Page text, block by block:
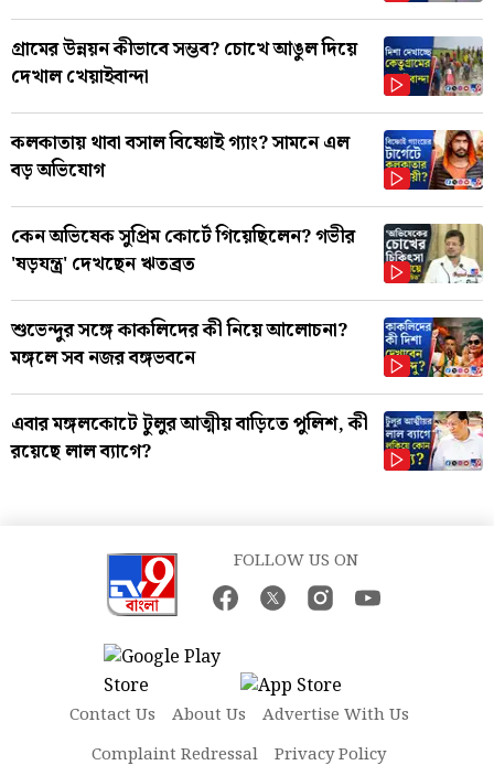
গ্রামের উন্নয়ন কীভাবে সম্ভব? চোখে আঙুল দিয়ে
দেখাল খেয়াইবান্দা
কলকাতায় থাবা বসাল বিষ্ণোই গ্যাং? সামনে এল
বড় অভিযোগ
কেন অভিষেক সুপ্রিম কোর্টে গিয়েছিলেন? গভীর
'ষড়যন্ত্র' দেখছেন ঋতব্রত
শুভেন্দুর সঙ্গে কাকলিদের কী নিয়ে আলোচনা?
মঙ্গলে সব নজর বঙ্গভবনে
এবার মঙ্গলকোটে টুলুর আত্মীয় বাড়িতে পুলিশ, কী
রয়েছে লাল ব্যাগে?
FOLLOW US ON
Contact Us About Us
Advertise With Us
Complaint Redressal
Privacy Policy